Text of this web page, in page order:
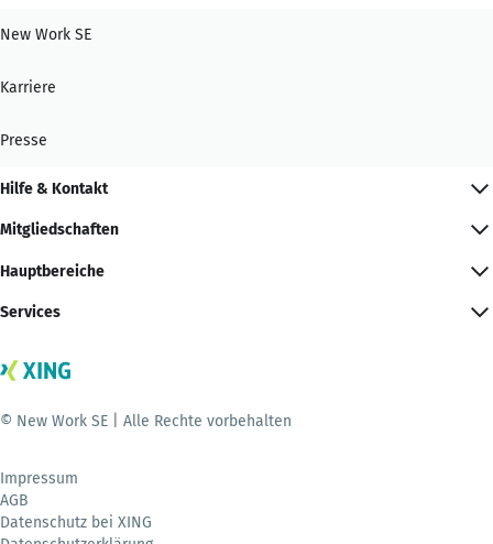
New Work SE
Karriere
Presse
Hilfe & Kontakt
Mitgliedschaften
Hauptbereiche
Services
© New Work SE | Alle Rechte vorbehalten
Impressum
AGB
Datenschutz bei XING